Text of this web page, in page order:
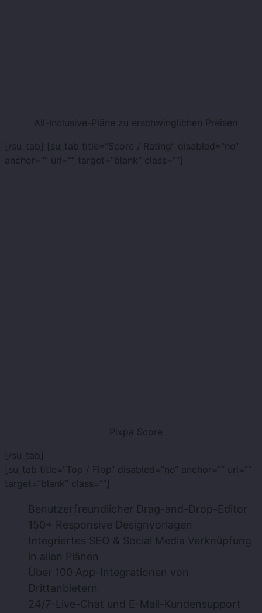
All-Inclusive-Pläne zu erschwinglichen Preisen
[/su_tab] [su_tab title=“Score / Rating“ disabled=“no“
anchor=““ url=““ target=“blank“ class=““]
Pixpa Score
[/su_tab]
[su_tab title=“Top / Flop“ disabled=“no“ anchor=““ url=““
target=“blank“ class=““]
Benutzerfreundlicher Drag-and-Drop-Editor
150+ Responsive Designvorlagen
Integriertes SEO & Social Media Verknüpfung
in allen Plänen
Über 100 App-Integrationen von
Drittanbietern
24/7-Live-Chat und E-Mail-Kundensupport